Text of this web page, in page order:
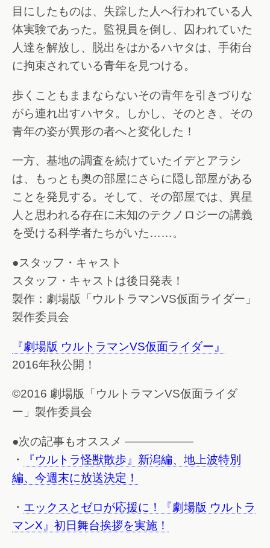
目にしたものは、失踪した人へ行われている人
体実験であった。監視員を倒し、囚われていた
人達を解放し、脱出をはかるハヤタは、手術台
に拘束されている青年を見つける。
歩くこともままならないその青年を引きづりな
がら連れ出すハヤタ。しかし、そのとき、その
青年の姿が異形の者へと変化した！
一方、基地の調査を続けていたイデとアラシ
は、もっとも奥の部屋にさらに隠し部屋がある
ことを発見する。そして、その部屋では、異星
人と思われる存在に未知のテクノロジーの講義
を受ける科学者たちがいた……。
●スタッフ・キャスト
スタッフ・キャストは後日発表！
製作：劇場版「ウルトラマンVS仮面ライダー」
製作委員会
『劇場版 ウルトラマンVS仮面ライダー』
2016年秋公開！
©2016 劇場版「ウルトラマンVS仮面ライダ
ー」製作委員会
●次の記事もオススメ ——————
・
『ウルトラ怪獣散歩』新潟編、地上波特別
編、今週末に放送決定！
・ エックスとゼロが応援に！『劇場版 ウルトラ
マンX』初日舞台挨拶を実施！